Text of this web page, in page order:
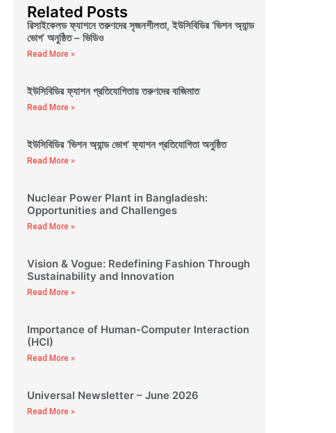
Related Posts
রিসাইকেলড ফ্যাশনে তরুণদের সৃজনশীলতা, ইউসিবিডির ‘ভিশন অ্যান্ড
ভোগ’ অনুষ্ঠিত – ভিডিও
Read More »
ইউসিবিডির ফ্যাশন প্রতিযোগিতায় তরুণদের বাজিমাত
Read More »
ইউসিবিডির ‘ভিশন অ্যান্ড ভোগ’ ফ্যাশন প্রতিযোগিতা অনুষ্ঠিত
Read More »
Nuclear Power Plant in Bangladesh:
Opportunities and Challenges
Read More »
Vision & Vogue: Redefining Fashion Through
Sustainability and Innovation
Read More »
Importance of Human-Computer Interaction
(HCI)
Read More »
Universal Newsletter – June 2026
Read More »